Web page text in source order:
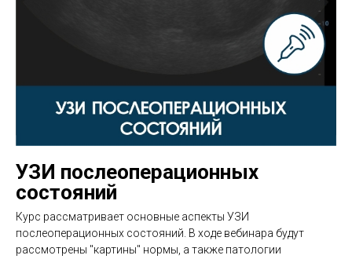
УЗИ послеоперационных
состояний
Курс рассматривает основные аспекты УЗИ
послеоперационных состояний. В ходе вебинара будут
рассмотрены "картины" нормы, а также патологии